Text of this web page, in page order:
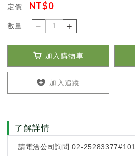
定價 : NT$0
數量 : － +
加入購物車
加入追蹤
了解詳情
請電洽公司詢問 02-25283377#101